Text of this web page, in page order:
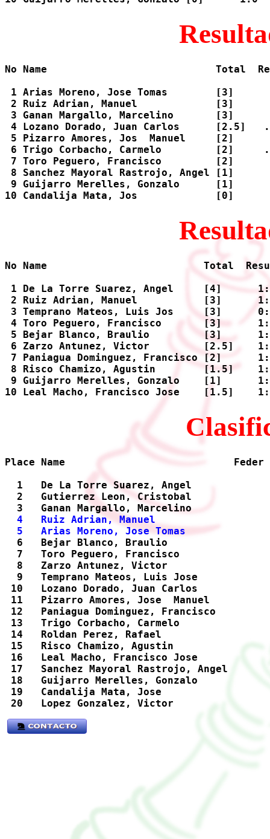
No Name                            Total
1 Arias Moreno, Jose Tomas        [3]
2 Ruiz Adrian, Manuel             [3]
3 Ganan Margallo, Marcelino       [3]
4 Lozano Dorado, Juan Carlos      [2.5]
5 Pizarro Amores, Jos  Manuel     [2]
6 Trigo Corbacho, Carmelo         [2]
7 Toro Peguero, Francisco         [2]
8 Sanchez Mayoral Rastrojo, Angel [1]
9 Guijarro Merelles, Gonzalo      [1]
No Name                          Total
1 De La Torre Suarez, Angel     [4]
2 Ruiz Adrian, Manuel           [3]
3 Temprano Mateos, Luis Jos     [3]
4 Toro Peguero, Francisco       [3]
5 Bejar Blanco, Braulio         [3]
6 Zarzo Antunez, Victor         [2.5]
7 Paniagua Dominguez, Francisco [2]
8 Risco Chamizo, Agustin        [1.5]
9 Guijarro Merelles, Gonzalo    [1]
Place Name                            Feder
1   De La Torre Suarez, Angel
2   Gutierrez Leon, Cristobal
3   Ganan Margallo, Marcelino
4   Ruiz Adrian, Manuel
5   Arias Moreno, Jose Tomas
6   Bejar Blanco, Braulio
7   Toro Peguero, Francisco
8   Zarzo Antunez, Victor
9   Temprano Mateos, Luis Jose
10   Lozano Dorado, Juan Carlos
11   Pizarro Amores, Jose  Manuel
12   Paniagua Dominguez, Francisco
13   Trigo Corbacho, Carmelo
14   Roldan Perez, Rafael
15   Risco Chamizo, Agustin
16   Leal Macho, Francisco Jose
17   Sanchez Mayoral Rastrojo,
18   Guijarro Merelles, Gonzalo
19   Candalija Mata, Jose